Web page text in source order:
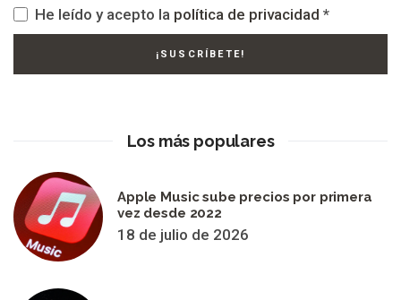
He leído y acepto la política de privacidad *
Los más populares
Apple Music sube precios por primera
vez desde 2022
18 de julio de 2026